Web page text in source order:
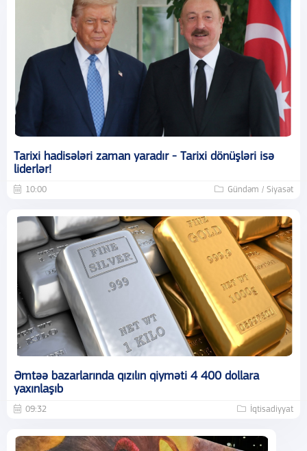
Tarixi hadisələri zaman yaradır - Tarixi dönüşləri isə
liderlər!
10:00 Gündəm / Siyasət
Əmtəə bazarlarında qızılın qiyməti 4 400 dollara
yaxınlaşıb
09:32 İqtisadiyyat